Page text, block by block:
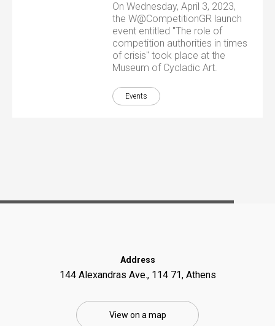
On Wednesday, April 3, 2023,
the W@CompetitionGR launch
event entitled "The role of
competition authorities in times
of crisis" took place at the
Museum of Cycladic Art.
Events
Address
144 Alexandras Ave., 114 71, Athens
View on a map